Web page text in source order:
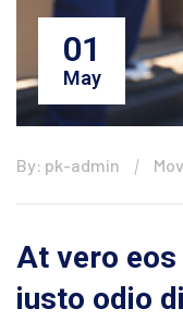
01
May
By: pk-admin
At vero
iusto odio